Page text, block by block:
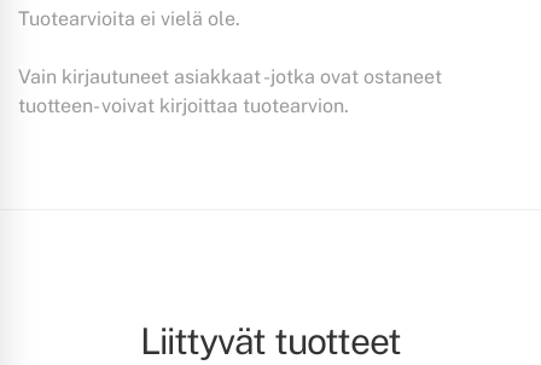
Tuotearvioita ei vielä ole.
Vain kirjautuneet asiakkaat -jotka ovat ostaneet
tuotteen- voivat kirjoittaa tuotearvion.
Liittyvät tuotteet